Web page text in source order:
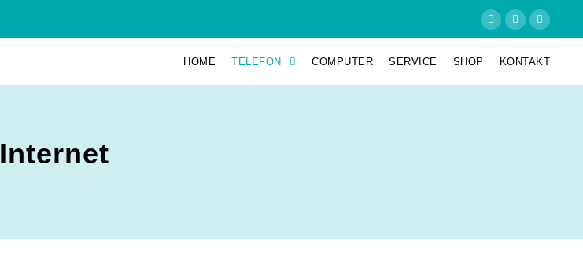
HOME TELEFON COMPUTER SERVICE SHOP KONTAKT
Internet